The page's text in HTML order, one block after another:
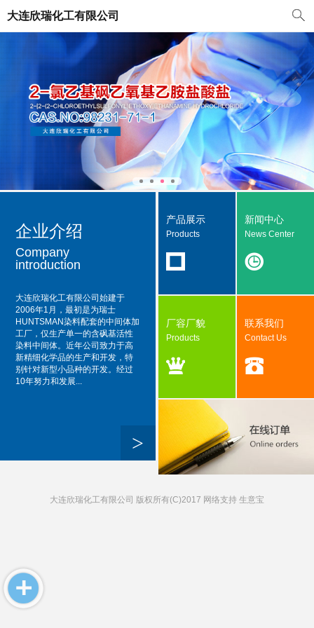
大连欣瑞化工有限公司
>
企业介绍
Company
introduction
大连欣瑞化工有限公司始建于
2006年1月，最初是为瑞士
HUNTSMAN染料配套的中间体加
工厂，仅生产单一的含砜基活性
染料中间体。近年公司致力于高
新精细化学品的生产和开发，特
别针对新型小品种的开发。经过
10年努力和发展...
产品展示
Products
新闻中心
News Center
厂容厂貌
Products
联系我们
Contact Us
大连欣瑞化工有限公司 版权所有(C)2017 网络支持 生意宝